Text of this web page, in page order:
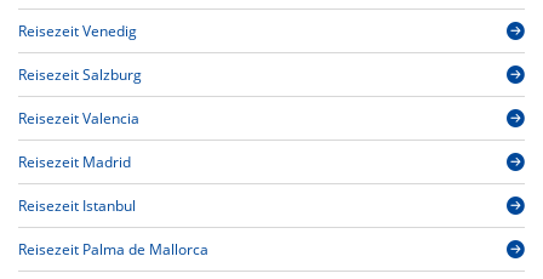
Reisezeit Venedig
Reisezeit Salzburg
Reisezeit Valencia
Reisezeit Madrid
Reisezeit Istanbul
Reisezeit Palma de Mallorca